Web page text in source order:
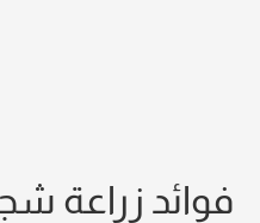
فوائد زراعة